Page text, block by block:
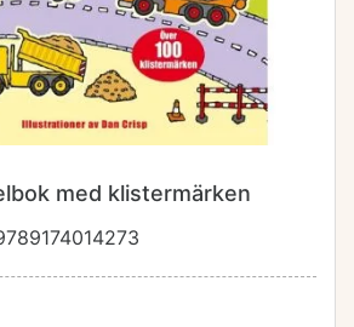
med klistermärken